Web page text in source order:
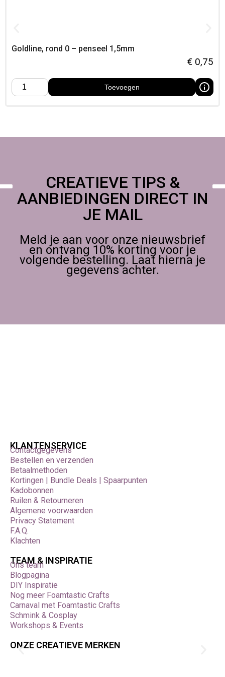
Goldline, rond 0 – penseel 1,5mm
€ 0,75
Toevoegen
CREATIEVE TIPS &
AANBIEDINGEN DIRECT IN
JE MAIL
Meld je aan voor onze nieuwsbrief
en ontvang 10% korting voor je
volgende bestelling. Laat hierna je
gegevens achter.
KLANTENSERVICE
Contactgegevens
Bestellen en verzenden
Betaalmethoden
Kortingen | Bundle Deals | Spaarpunten
Kadobonnen
Ruilen & Retourneren
Algemene voorwaarden
Privacy Statement
F.A.Q.
Klachten
TEAM & INSPIRATIE
Ons team
Blogpagina
DIY Inspiratie
Nog meer Foamtastic Crafts
Carnaval met Foamtastic Crafts
Schmink & Cosplay
Workshops & Events
ONZE CREATIEVE MERKEN